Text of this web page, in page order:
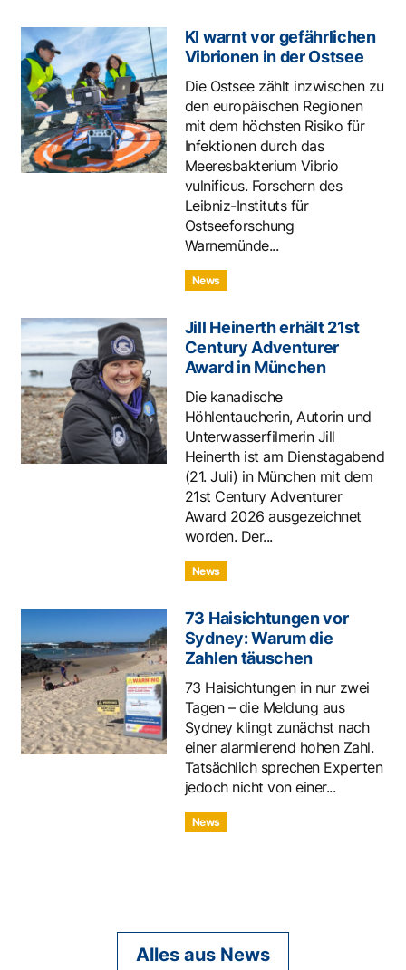
KI warnt vor gefährlichen
Vibrionen in der Ostsee
Die Ostsee zählt inzwischen zu
den europäischen Regionen
mit dem höchsten Risiko für
Infektionen durch das
Meeresbakterium Vibrio
vulnificus. Forschern des
Leibniz-Instituts für
Ostseeforschung
Warnemünde...
News
Jill Heinerth erhält 21st
Century Adventurer
Award in München
Die kanadische
Höhlentaucherin, Autorin und
Unterwasserfilmerin Jill
Heinerth ist am Dienstagabend
(21. Juli) in München mit dem
21st Century Adventurer
Award 2026 ausgezeichnet
worden. Der...
News
73 Haisichtungen vor
Sydney: Warum die
Zahlen täuschen
73 Haisichtungen in nur zwei
Tagen – die Meldung aus
Sydney klingt zunächst nach
einer alarmierend hohen Zahl.
Tatsächlich sprechen Experten
jedoch nicht von einer...
News
Alles aus News